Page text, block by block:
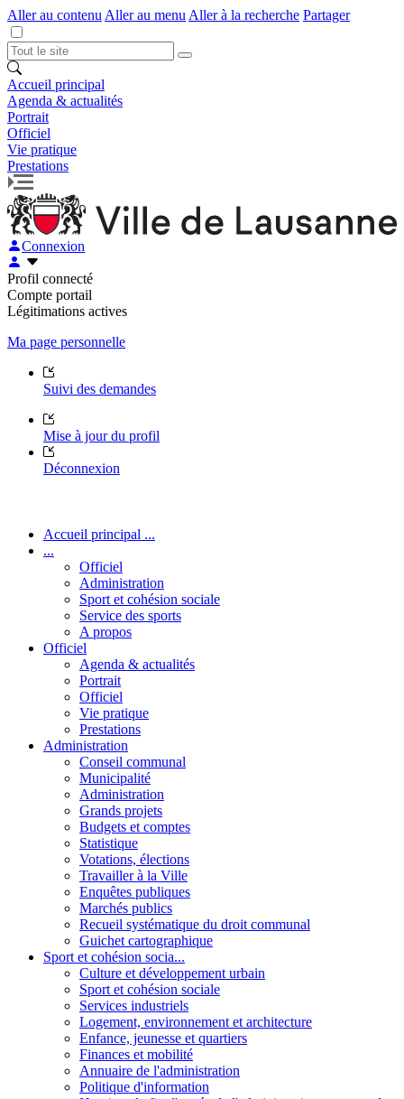
Aller au contenu Aller au menu Aller à la recherche Partager
Accueil principal
Agenda & actualités
Portrait
Officiel
Vie pratique
Prestations
Connexion
Profil connecté
Compte portail
Légitimations actives
Ma page personnelle
Suivi des demandes
Mise à jour du profil
Déconnexion
Accueil principal ...
...
Officiel
Administration
Sport et cohésion sociale
Service des sports
A propos
Officiel
Agenda & actualités
Portrait
Officiel
Vie pratique
Prestations
Administration
Conseil communal
Municipalité
Administration
Grands projets
Budgets et comptes
Statistique
Votations, élections
Travailler à la Ville
Enquêtes publiques
Marchés publics
Recueil systématique du droit communal
Guichet cartographique
Sport et cohésion socia...
Culture et développement urbain
Sport et cohésion sociale
Services industriels
Logement, environnement et architecture
Enfance, jeunesse et quartiers
Finances et mobilité
Annuaire de l'administration
Politique d'information